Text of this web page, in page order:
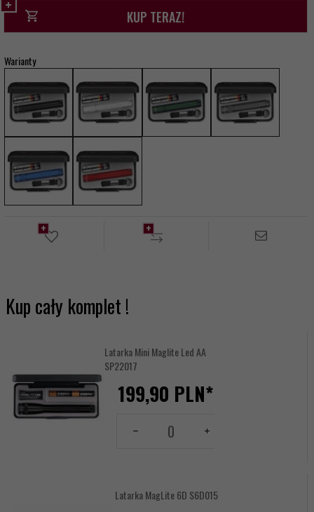
KUP TERAZ!
Warianty
Kup cały komplet !
Latarka Mini Maglite Led AA
SP22017
199,90 PLN*
Latarka MagLite 6D S6D015